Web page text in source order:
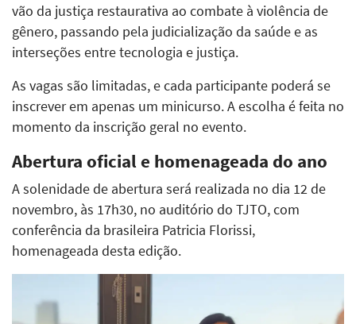
vão da justiça restaurativa ao combate à violência de
gênero, passando pela judicialização da saúde e as
interseções entre tecnologia e justiça.
As vagas são limitadas, e cada participante poderá se
inscrever em apenas um minicurso. A escolha é feita no
momento da inscrição geral no evento.
Abertura oficial e homenageada do ano
A solenidade de abertura será realizada no dia 12 de
novembro, às 17h30, no auditório do TJTO, com
conferência da brasileira Patricia Florissi,
homenageada desta edição.